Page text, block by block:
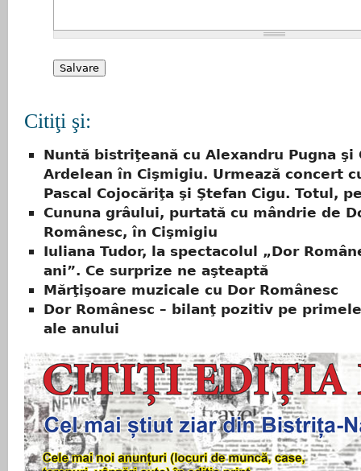
Citiţi şi:
Nuntă bistriţeană cu Alexandru Pugna şi
Ardelean în Cişmigiu. Urmează concert
Pascal Cojocăriţa şi Ştefan Cigu. Totul,
Cununa grâului, purtată cu mândrie de
Românesc, în Cişmigiu
Iuliana Tudor, la spectacolul „Dor
ani”. Ce surprize ne aşteaptă
Mărţişoare muzicale cu Dor Românesc
Dor Românesc – bilanţ pozitiv pe
ale anului